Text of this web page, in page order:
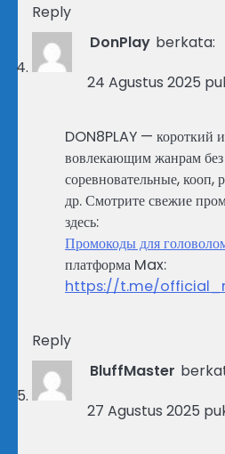
Reply
DonPlay berkata:
24 Agustus 2025
DON8PLAY — короткий
вовлекающим жанрам без
соревновательные, кооп,
др. Смотрите свежие
здесь:
Промокоды для
платформа Max:
https://t.me/
Reply
BluffMaster
27 Agustus 2025